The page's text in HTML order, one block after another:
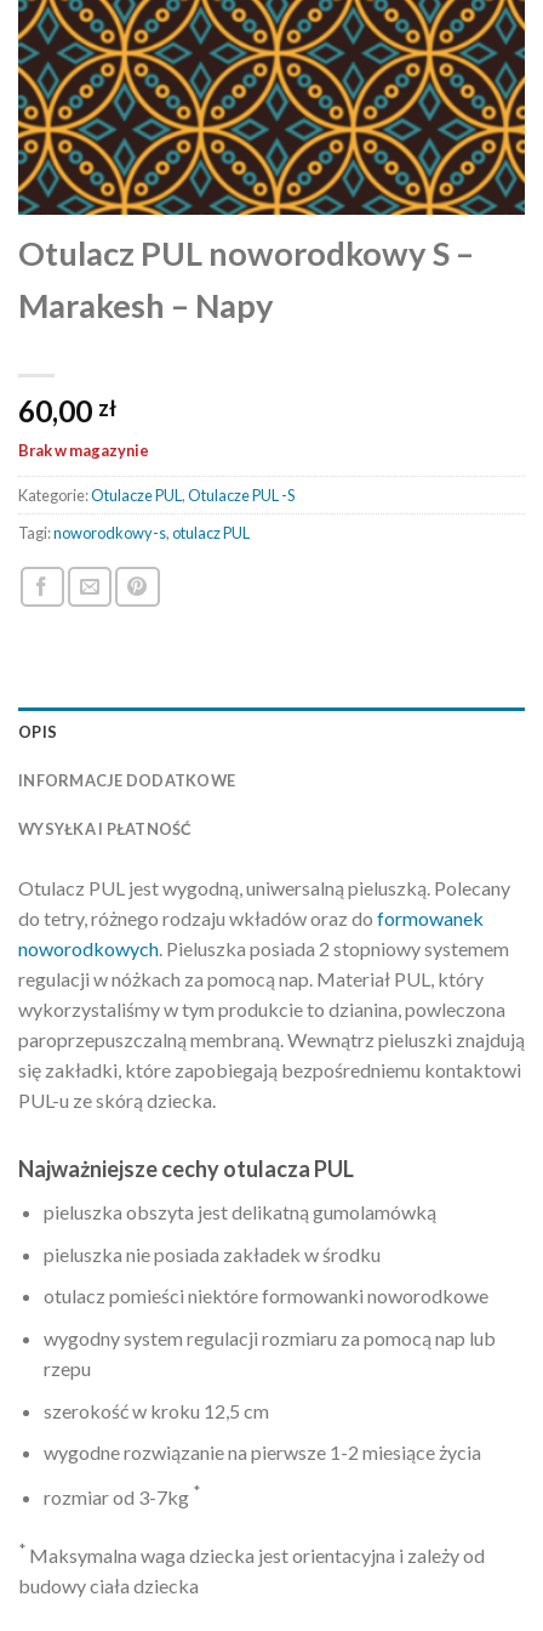
Otulacz PUL noworodkowy S –
Marakesh – Napy
60,00 zł
Brak w magazynie
Kategorie:Otulacze PUL,Otulacze PUL -S
Tagi:noworodkowy-s,otulacz PUL
OPIS
INFORMACJE DODATKOWE
WYSYŁKA I PŁATNOŚĆ
Otulacz PUL jest wygodną, uniwersalną pieluszką. Polecany
do tetry, różnego rodzaju wkładów oraz do formowanek
noworodkowych. Pieluszka posiada 2 stopniowy systemem
regulacji w nóżkach za pomocą nap. Materiał PUL, który
wykorzystaliśmy w tym produkcie to dzianina, powleczona
paroprzepuszczalną membraną. Wewnątrz pieluszki znajdują
się zakładki, które zapobiegają bezpośredniemu kontaktowi
PUL-u ze skórą dziecka.
Najważniejsze cechy otulacza PUL
pieluszka obszyta jest delikatną gumolamówką
pieluszka nie posiada zakładek w środku
otulacz pomieści niektóre formowanki noworodkowe
wygodny system regulacji rozmiaru za pomocą nap lub
rzepu
szerokość w kroku 12,5 cm
wygodne rozwiązanie na pierwsze 1-2 miesiące życia
rozmiar od 3-7kg *
* Maksymalna waga dziecka jest orientacyjna i zależy od
budowy ciała dziecka